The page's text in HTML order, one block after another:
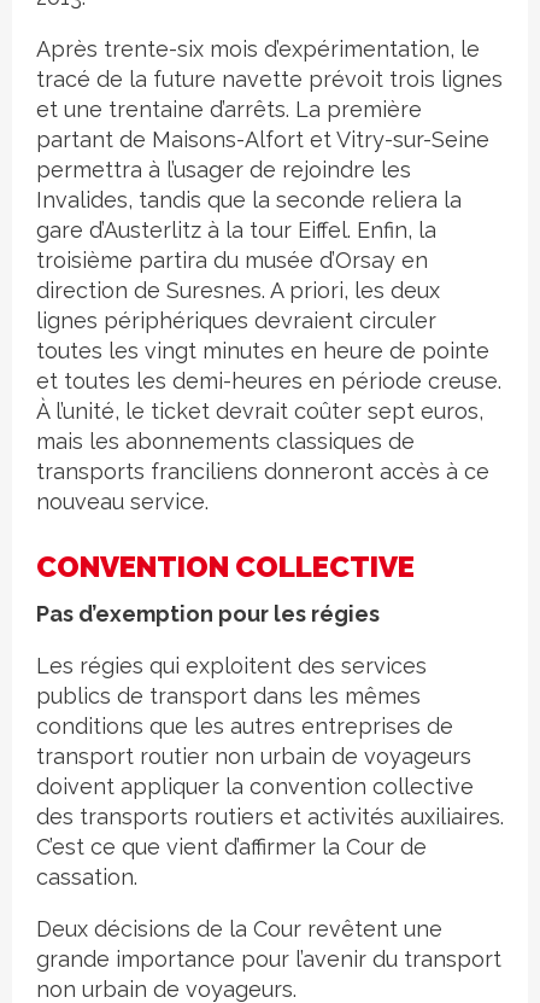
Après trente-six mois d’expérimentation, le
tracé de la future navette prévoit trois lignes
et une trentaine d’arrêts. La première
partant de Maisons-Alfort et Vitry-sur-Seine
permettra à l’usager de rejoindre les
Invalides, tandis que la seconde reliera la
gare d’Austerlitz à la tour Eiffel. Enfin, la
troisième partira du musée d’Orsay en
direction de Suresnes. A priori, les deux
lignes périphériques devraient circuler
toutes les vingt minutes en heure de pointe
et toutes les demi-heures en période creuse.
À l’unité, le ticket devrait coûter sept euros,
mais les abonnements classiques de
transports franciliens donneront accès à ce
nouveau service.
CONVENTION COLLECTIVE
Pas d’exemption pour les régies
Les régies qui exploitent des services
publics de transport dans les mêmes
conditions que les autres entreprises de
transport routier non urbain de voyageurs
doivent appliquer la convention collective
des transports routiers et activités auxiliaires.
C’est ce que vient d’affirmer la Cour de
cassation.
Deux décisions de la Cour revêtent une
grande importance pour l’avenir du transport
non urbain de voyageurs.